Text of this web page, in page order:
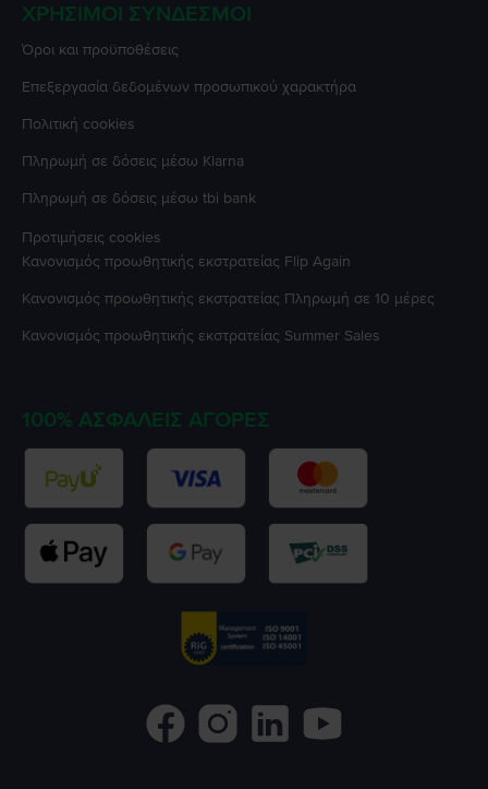
ΧΡΉΣΙΜΟΙ ΣΎΝΔΕΣΜΟΙ
Όροι και προϋποθέσεις
Επεξεργασία δεδομένων προσωπικού χαρακτήρα
Πολιτική cookies
Πληρωμή σε δόσεις μέσω Klarna
Πληρωμή σε δόσεις μέσω tbi bank
Προτιμήσεις cookies
Κανονισμός προωθητικής εκστρατείας Flip Again
Κανονισμός προωθητικής εκστρατείας Πληρωμή σε 10 μέρες
Κανονισμός προωθητικής εκστρατείας Summer Sales
100% ΑΣΦΑΛΕΊΣ ΑΓΟΡΈΣ